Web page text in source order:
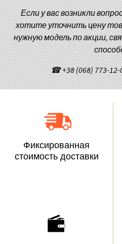
Если у вас возникли
хотите уточнить цену
нужную модель по акции,
☎ +38 (068) 773-12-02,
Фиксированная
стоимость доставки